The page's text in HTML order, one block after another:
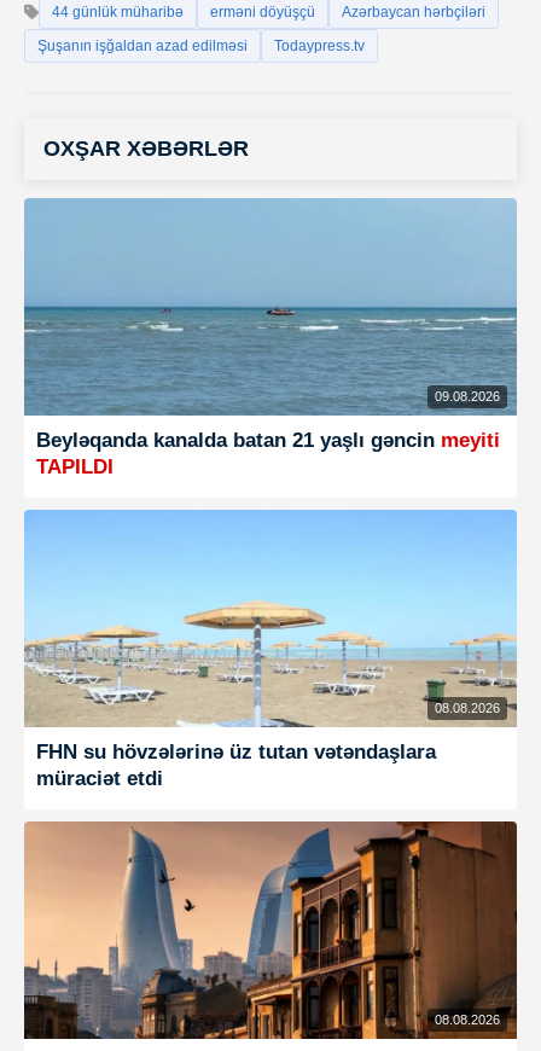
44 günlük müharibə erməni döyüşçü
Azərbaycan hərbçiləri
Şuşanın işğaldan azad edilməsi
Todaypress.tv
OXŞAR XƏBƏRLƏR
09.08.2026
Beyləqanda kanalda batan 21 yaşlı gəncin meyiti
TAPILDI
08.08.2026
FHN su hövzələrinə üz tutan vətəndaşlara
müraciət etdi
08.08.2026